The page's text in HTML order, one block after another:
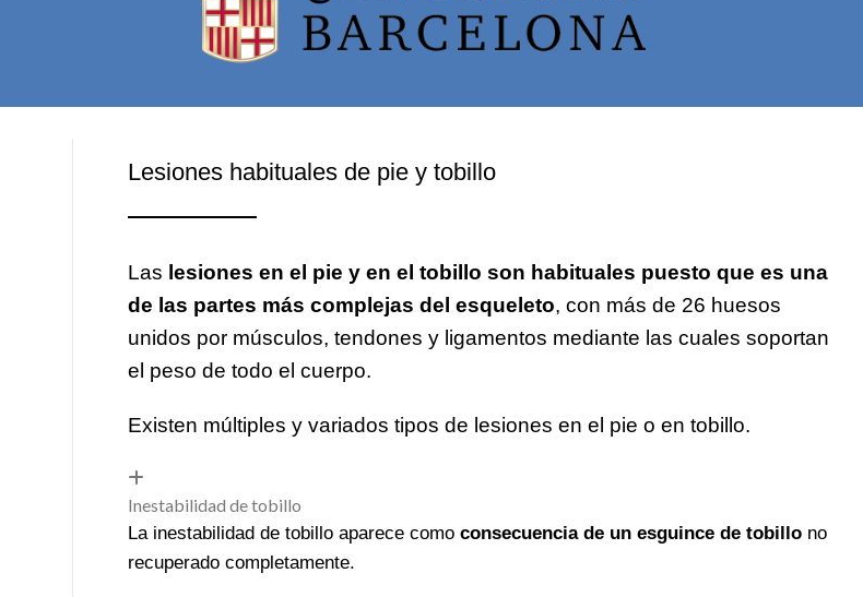
Lesiones habituales de pie y tobillo
Las lesiones en el pie y en el tobillo son habituales puesto que es una
de las partes más complejas del esqueleto, con más de 26 huesos
unidos por músculos, tendones y ligamentos mediante las cuales soportan
el peso de todo el cuerpo.
Existen múltiples y variados tipos de lesiones en el pie o en tobillo.
Inestabilidad de tobillo
La inestabilidad de tobillo aparece comoconsecuencia de un esguince de tobillo no
recuperado completamente.